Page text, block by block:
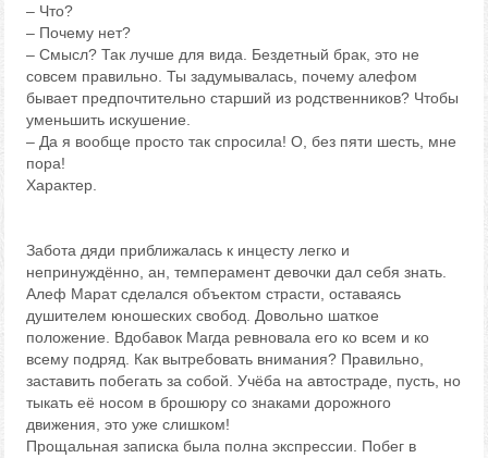
– Что?
– Почему нет?
– Смысл? Так лучше для вида. Бездетный брак, это не
совсем правильно. Ты задумывалась, почему алефом
бывает предпочтительно старший из родственников? Чтобы
уменьшить искушение.
– Да я вообще просто так спросила! О, без пяти шесть, мне
пора!
Характер.
Забота дяди приближалась к инцесту легко и
непринуждённо, ан, темперамент девочки дал себя знать.
Алеф Марат сделался объектом страсти, оставаясь
душителем юношеских свобод. Довольно шаткое
положение. Вдобавок Магда ревновала его ко всем и ко
всему подряд. Как вытребовать внимания? Правильно,
заставить побегать за собой. Учёба на автостраде, пусть, но
тыкать её носом в брошюру со знаками дорожного
движения, это уже слишком!
Прощальная записка была полна экспрессии. Побег в